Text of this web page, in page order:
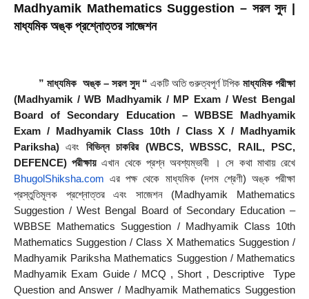
Madhyamik Mathematics Suggestion – সরল সুদ |
মাধ্যমিক অঙ্ক প্রশ্নোত্তর সাজেশন
” মাধ্যমিক  অঙ্ক – সরল সুদ “ একটি অতি গুরুত্বপূর্ণ টপিক মাধ্যমিক পরীক্ষা
(Madhyamik / WB Madhyamik / MP Exam / West Bengal
Board of Secondary Education – WBBSE Madhyamik
Exam / Madhyamik Class 10th / Class X / Madhyamik
Pariksha) এবং বিভিন্ন চাকরির (WBCS, WBSSC, RAIL, PSC,
DEFENCE) পরীক্ষায়
BhugolShiksha.com এর পক্ষ থেকে মাধ্যমিক (দশম শ্রেণী) অঙ্ক পরীক্ষা
প্রস্তুতিমূলক প্রশ্নোত্তর এবং সাজেশন (Madhyamik Mathematics
Suggestion / West Bengal Board of Secondary Education –
WBBSE Mathematics Suggestion / Madhyamik Class 10th
Mathematics Suggestion / Class X Mathematics Suggestion /
Madhyamik Pariksha Mathematics Suggestion / Mathematics
Madhyamik Exam Guide / MCQ , Short , Descriptive  Type
Question and Answer / Madhyamik Mathematics Suggestion